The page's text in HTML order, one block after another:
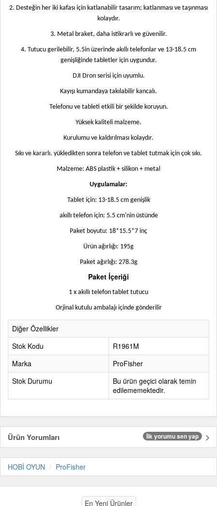
2. Desteğin her iki kafası için katlanabilir tasarım; katlanması ve taşınması
kolaydır.
3. Metal braket, daha istikrarlı ve güvenilir.
4. Tutucu gerilebilir, 5.5in üzerinde akıllı telefonlar ve 13-18.5 cm
genişliğinde tabletler için uygundur.
DJI Dron serisi için uyumlu.
Kayışı kumandaya takılabilir kancalı.
Telefonu ve tableti etkili bir şekilde koruyun.
Yüksek kaliteli malzeme.
Kurulumu ve kaldırılması kolaydır.
Sıkı ve kararlı. yükledikten sonra telefon ve tablet tutmak için çok sıkı.
Malzeme: ABS plastik + silikon + metal
Uygulamalar:
Tablet için: 13-18.5 cm genişlik
akıllı telefon için: 5.5 cm'nin üstünde
Paket boyutu: 18*15.5*7 inç
Ürün ağırlığı: 195g
Paket ağırlığı: 278.3g
Paket İçeriği
1 x akıllı telefon tablet tutucu
Orjinal kutulu ambalajı içinde gönderilir
Diğer Özellikler
Stok Kodu
R1961M
Marka
ProFisher
Stok Durumu
Bu ürün geçici olarak temin
edilememektedir.
Ürün Yorumları İlk yorumu sen yap
HOBİ OYUN ProFisher
En Yeni Ürünler